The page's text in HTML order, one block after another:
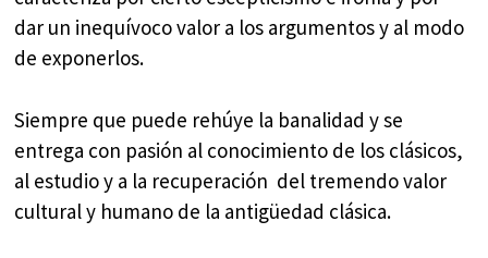
dar un inequívoco valor a los argumentos y al modo
de exponerlos.
Siempre que puede rehúye la banalidad y se
entrega con pasión al conocimiento de los clásicos,
al estudio y a la recuperación del tremendo valor
cultural y humano de la antigüedad clásica.